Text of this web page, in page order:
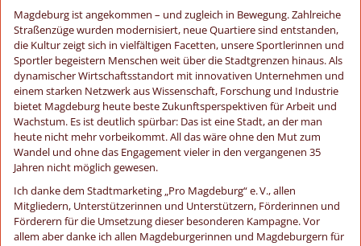
Magdeburg ist angekommen – und zugleich in Bewegung. Zahlreiche
Straßenzüge wurden modernisiert, neue Quartiere sind entstanden,
die Kultur zeigt sich in vielfältigen Facetten, unsere Sportlerinnen und
Sportler begeistern Menschen weit über die Stadtgrenzen hinaus. Als
dynamischer Wirtschaftsstandort mit innovativen Unternehmen und
einem starken Netzwerk aus Wissenschaft, Forschung und Industrie
bietet Magdeburg heute beste Zukunftsperspektiven für Arbeit und
Wachstum. Es ist deutlich spürbar: Das ist eine Stadt, an der man
heute nicht mehr vorbeikommt. All das wäre ohne den Mut zum
Wandel und ohne das Engagement vieler in den vergangenen 35
Jahren nicht möglich gewesen.
Ich danke dem Stadtmarketing „Pro Magdeburg“ e. V., allen
Mitgliedern, Unterstützerinnen und Unterstützern, Förderinnen und
Förderern für die Umsetzung dieser besonderen Kampagne. Vor
allem aber danke ich allen Magdeburgerinnen und Magdeburgern für